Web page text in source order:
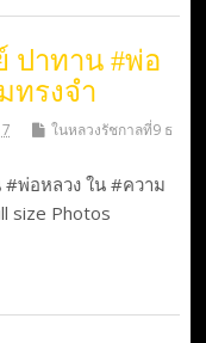
ปาทาน #พ่อ
ทรงจำ
ในหลวงรัชกาลที่9 ธ
พ่อหลวง ใน #ความ
size Photos